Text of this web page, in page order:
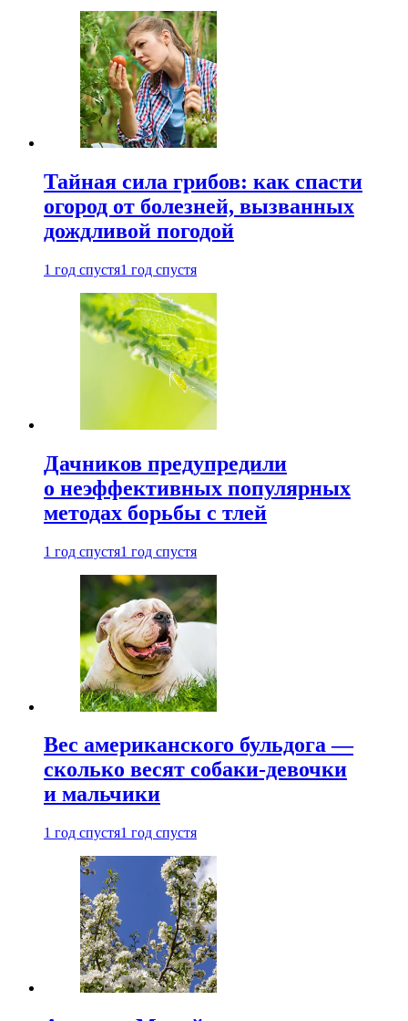
Тайная сила грибов: как спасти
огород от болезней, вызванных
дождливой погодой
1 год спустя1 год спустя
Дачников предупредили
о неэффективных популярных
методах борьбы с тлей
1 год спустя1 год спустя
Вес американского бульдога —
сколько весят собаки-девочки
и мальчики
1 год спустя1 год спустя